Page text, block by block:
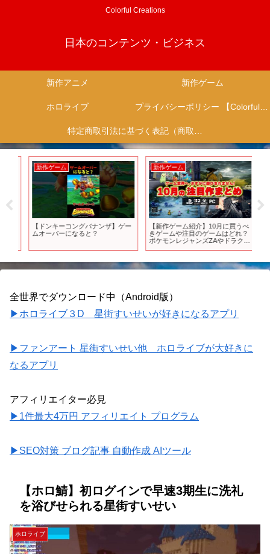
Colorful Creations
日本のコンテンツ・ビジネス
新作アニメ 新作ゲーム
ホロライブ プライバシーポリシー 【Colorful Creation】
特定商取引法に基づく表記（商取引に関する開示）
新作ゲーム
【ドンキーコングバナンザ】ゲー
ムオーバーになると？
新作ゲーム
【新作ゲーム紹介】10月に買うべ
きゲームや注目のゲームはどれ？
ポケモンレジャンズZAやドラク
【PS5/Switch2/おすすめゲームソ
フト】
全世界でダウンロード中（Android版）
▶ホロライブ３D 星街すいせいが好きになるアプリ
▶ファンアート 星街すいせい他 ホロライブが大好きに
なるアプリ
アフィリエイター必見
▶1件最大4万円 アフィリエイト プログラム
▶SEO対策 ブログ記事 自動作成 AIツール
【ホロ鯖】初ログインで早速3期生に洗礼
を浴びせられる星街すいせい
ホロライブ